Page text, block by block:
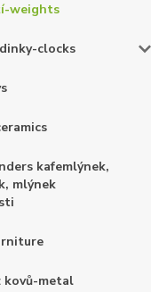
weights
clocks
kafemlýnek,
mlýnek
kovů-metal